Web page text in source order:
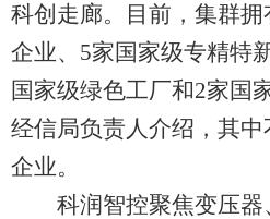
科创走廊。目前，集群
企业、5家国家级专精特
国家级绿色工厂和2家国
经信局负责人介绍，其
企业。
科润智控聚焦变压器